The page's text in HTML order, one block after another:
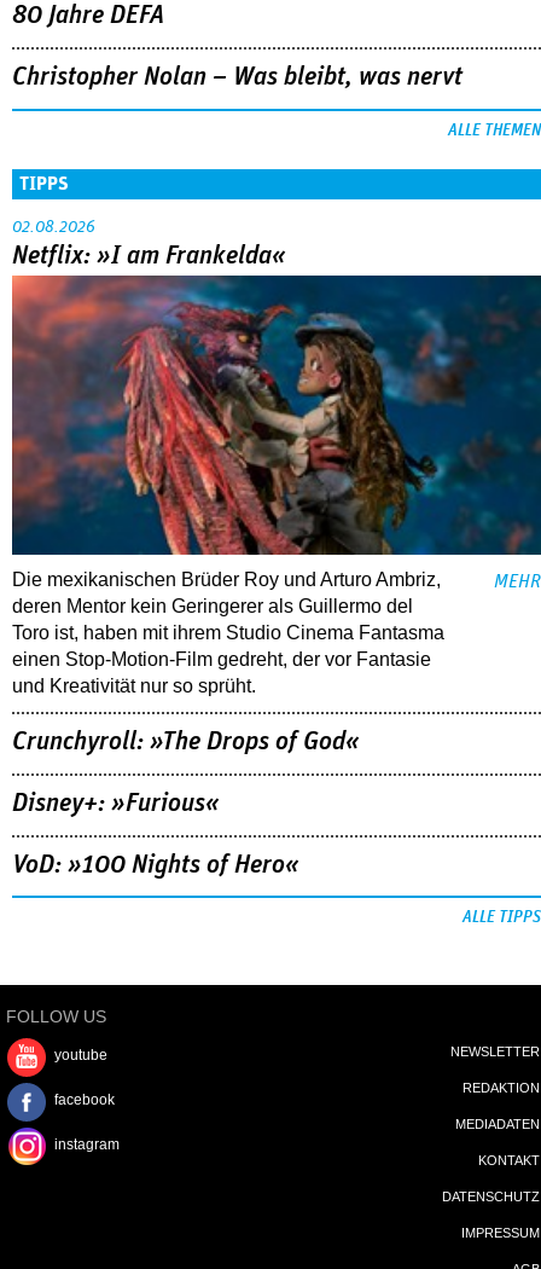
80 Jahre DEFA
Christopher Nolan – Was bleibt, was nervt
ALLE THEMEN
TIPPS
02.08.2026
Netflix: »I am Frankelda«
Die mexikanischen Brüder Roy und Arturo Ambriz,
deren Mentor kein Geringerer als Guillermo del
Toro ist, haben mit ihrem Studio Cinema Fantasma
einen Stop-Motion-Film gedreht, der vor Fantasie
und Kreativität nur so sprüht.
MEHR
Crunchyroll: »The Drops of God«
Disney+: »Furious«
VoD: »100 Nights of Hero«
ALLE TIPPS
FOLLOW US
youtube
facebook
instagram
NEWSLETTER
REDAKTION
MEDIADATEN
KONTAKT
DATENSCHUTZ
IMPRESSUM